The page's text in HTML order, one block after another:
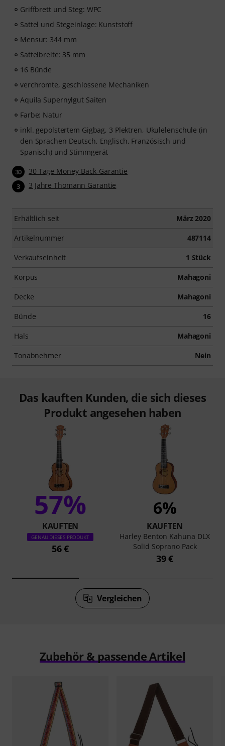
Music2Me, dein Online-Lernportal für Musik mit einem
pädagogischen Konzept von studierten Musiklehrern.
Ausgezeichnet mit dem deutschen Bildungs-Award
2025/2026 in der Kategorie “E-Learning
Instrumentalunterricht”! Mit über 400 Gitarren
Videolektionen für Anfänger und Fortgeschrittene – von
Pop, Rock und Blues bis Metal und mehr. Mit
persönlichem Support per Chat, Noten zum
Übungsfunktion, Zeitlupe und weitere Features.
Griffbrett und Steg: WPC
Sattel und Stegeinlage: Kunststoff
Mensur: 344 mm
Sattelbreite: 35 mm
16 Bünde
verchromte, geschlossene Mechaniken
Aquila Supernylgut Saiten
Farbe: Natur
inkl. gepolstertem Gigbag, 3 Plektren, Ukulelenschule (in
den Sprachen Deutsch, Englisch, Französisch und
Spanisch) und Stimmgerät
30 30 Tage Money-Back-Garantie
3 3 Jahre Thomann Garantie
Erhältlich seit März 2020
Artikelnummer 487114
Verkaufseinheit 1 Stück
Korpus Mahagoni
Decke Mahagoni
Bünde 16
Hals Mahagoni
Tonabnehmer Nein
Das kauften Kunden, die sich dieses
Produkt angesehen haben
57%
KAUFTEN
GENAU DIESES PRODUKT
56 €
6%
KAUFTEN
Harley Benton Kahuna DLX
Solid Soprano Pack
39 €
Vergleichen
Zubehör & passende Artikel